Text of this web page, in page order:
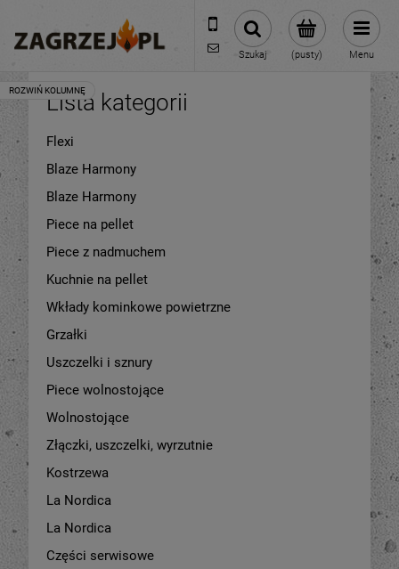
600 373 809
sklep@zagrzej.pl
(pusty)
Szukaj Menu
Lista kategorii
Flexi
Blaze Harmony
Blaze Harmony
Piece na pellet
Piece z nadmuchem
Kuchnie na pellet
Wkłady kominkowe powietrzne
Grzałki
Uszczelki i sznury
Piece wolnostojące
Wolnostojące
Złączki, uszczelki, wyrzutnie
Kostrzewa
La Nordica
La Nordica
Części serwisowe